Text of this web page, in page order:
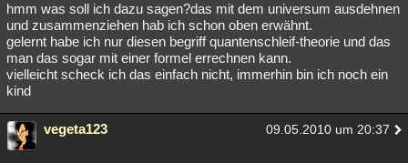
hmm was soll ich dazu sagen?das mit dem universum ausdehnen
und zusammenziehen hab ich schon oben erwähnt.
gelernt habe ich nur diesen begriff quantenschleif-theorie und das
man das sogar mit einer formel errechnen kann.
vielleicht scheck ich das einfach nicht, immerhin bin ich noch ein
kind
vegeta123 09.05.2010 um 20:37